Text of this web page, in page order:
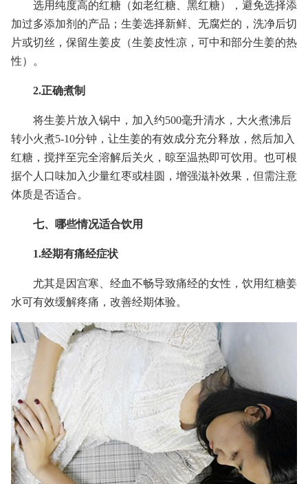
选用纯度高的红糖（如老红糖、黑红糖），避免选择添
加过多添加剂的产品；生姜选择新鲜、无腐烂的，洗净后切
片或切丝，保留生姜皮（生姜皮性凉，可中和部分生姜的热
性）。
2.正确煮制
将生姜片放入锅中，加入约500毫升清水，大火煮沸后
转小火煮5-10分钟，让生姜的有效成分充分释放，然后加入
红糖，搅拌至完全溶解后关火，晾至温热即可饮用。也可根
据个人口味加入少量红枣或桂圆，增强滋补效果，但需注意
体质是否适合。
七、哪些情况适合饮用
1.经期有痛经症状
尤其是因宫寒、经血不畅导致痛经的女性，饮用红糖姜
水可有效缓解疼痛，改善经期体验。